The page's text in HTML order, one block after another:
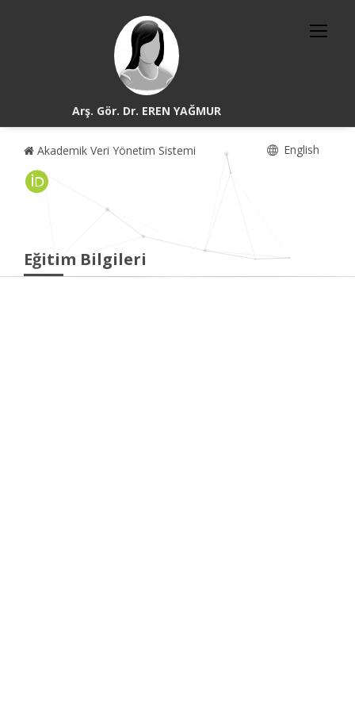
Arş. Gör. Dr. EREN YAĞMUR
Akademik Veri Yönetim Sistemi English
Eğitim Bilgileri